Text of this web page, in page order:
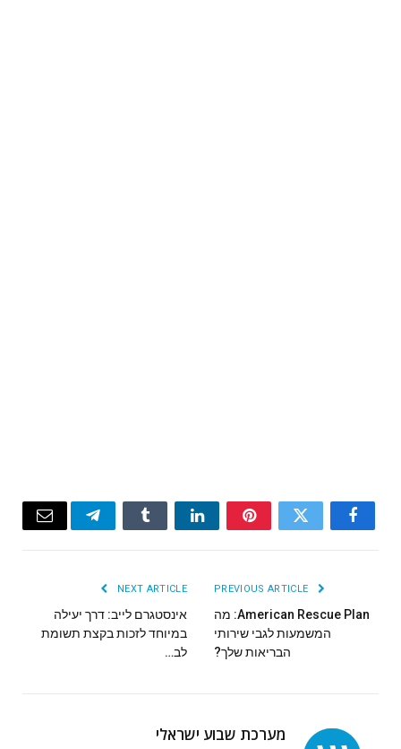
Facebook
Twitter
Pinterest
LinkedIn
Tumblr
Telegram
Email
American Rescue Plan: מה
המשמעות לגבי שירותי
הבריאות שלך?
NEXT ARTICLE
אינסטגרם לייב: דרך יעילה
במיוחד לזכות בקצת תשומת
לב…
מערכת שבוע ישראלי